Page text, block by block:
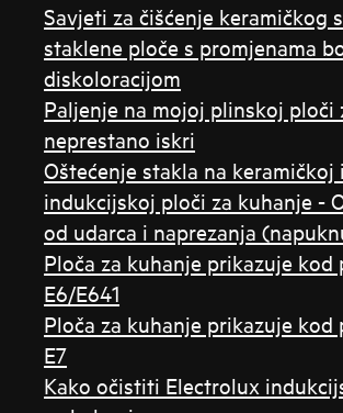
Savjeti za čišćenje keramičkog
staklene ploče s promjenama
diskoloracijom
Paljenje na mojoj plinskoj ploči
neprestano iskri
Oštećenje stakla na keramičkoj i
indukcijskoj ploči za kuhanje -
od udarca i naprezanja
Ploča za kuhanje prikazuje kod
E6/E641
Ploča za kuhanje prikazuje kod
E7
Kako očistiti Electrolux